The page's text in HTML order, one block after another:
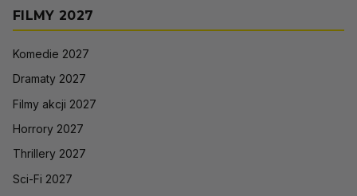
FILMY 2027
Komedie 2027
Dramaty 2027
Filmy akcji 2027
Horrory 2027
Thrillery 2027
Sci-Fi 2027